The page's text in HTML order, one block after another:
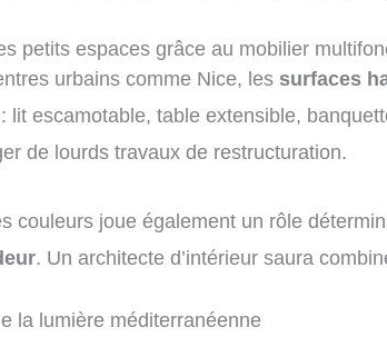
petits espaces grâce au mobilier
urbains comme Nice, les surfaces
lit escamotable, table extensible,
de lourds travaux de restructuration.
couleurs joue également un rôle
. Un architecte d’intérieur saura
la lumière méditerranéenne